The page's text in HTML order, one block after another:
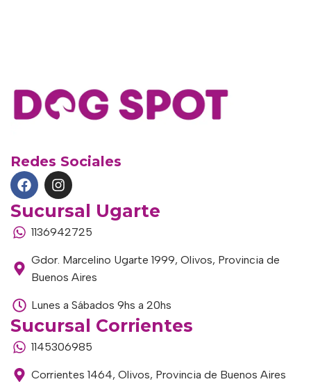
Redes Sociales
Sucursal Ugarte
1136942725
Gdor. Marcelino Ugarte 1999, Olivos, Provincia de
Buenos Aires
Lunes a Sábados 9hs a 20hs
Sucursal Corrientes
1145306985
Corrientes 1464, Olivos, Provincia de Buenos Aires